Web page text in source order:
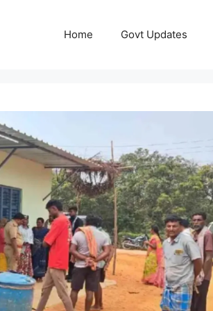
Home Govt Updates